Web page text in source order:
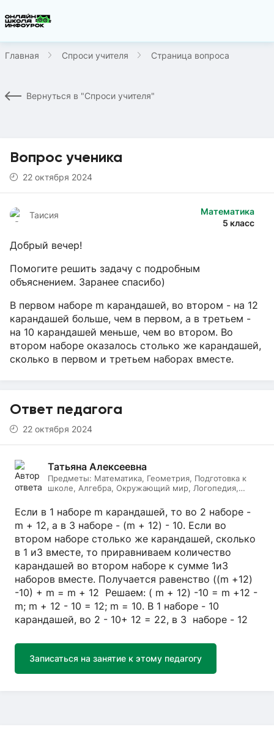
Главная Спроси учителя Страница вопроса
Вернуться в "Спроси учителя"
Вопрос ученика
22 октября 2024
Математика
5 класс
Таисия
Добрый вечер!
Помогите решить задачу с подробным
объяснением. Заранее спасибо)
В первом наборе m карандашей, во втором - на 12
карандашей больше, чем в первом, а в третьем -
на 10 карандашей меньше, чем во втором. Во
втором наборе оказалось столько же карандашей,
сколько в первом и третьем наборах вместе.
Ответ педагога
22 октября 2024
Татьяна Алексеевна
Предметы: Математика, Геометрия, Подготовка к
школе, Алгебра, Окружающий мир, Логопедия,
чтение, Русский язык
Если в 1 наборе m карандашей, то во 2 наборе -
m + 12, а в 3 наборе - (m + 12) - 10. Если во
втором наборе столько же карандашей, сколько
в 1 и3 вместе, то приравниваем количество
карандашей во втором наборе к сумме 1и3
наборов вместе. Получается равенство ((m +12)
-10) + m = m + 12 Решаем: ( m + 12) -10 = m +12 -
m; m + 12 - 10 = 12; m = 10. В 1 наборе - 10
карандашей, во 2 - 10+ 12 = 22, в 3 наборе - 12
Записаться на занятие к этому педагогу